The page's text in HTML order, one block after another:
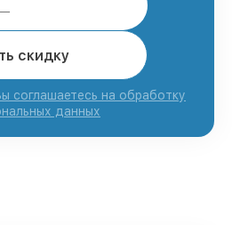
скидку
соглашаетесь на обработку
данных